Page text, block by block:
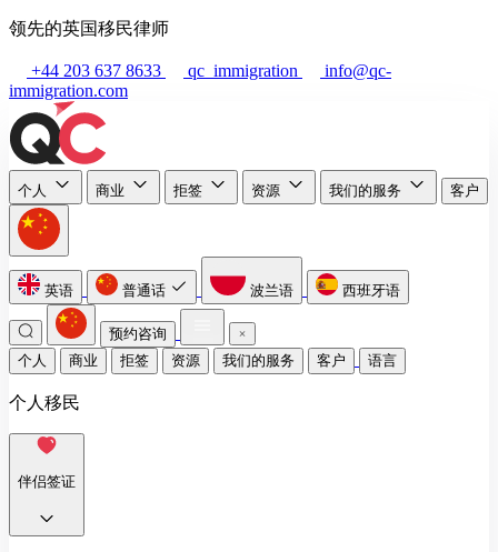
领先的英国移民律师
+44 203 637 8633 qc_immigration
info@qc-
immigration.com
个人 商业 拒签 资源 我们的服务 客户
英语 普通话 波兰语 西班牙语
预约咨询
个人
商业 拒签 资源 我们的服务 客户 语言
个人移民
伴侣签证